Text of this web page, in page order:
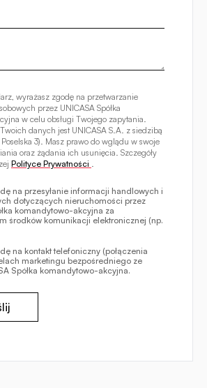
wyrażasz zgodę na przetwarzanie
przez UNICASA Spółka
w celu obsługi Twojego zapytania.
danych jest UNICASA S.A. z siedzibą
3). Masz prawo do wglądu w swoje
oraz żądania ich usunięcia. Szczegóły
Polityce Prywatności .
na przesyłanie informacji handlowych i
dotyczących nieruchomości przez
komandytowo-akcyjna za
środków komunikacji elektronicznej (np.
na kontakt telefoniczny (połączenia
marketingu bezpośredniego ze
Spółka komandytowo-akcyjna.